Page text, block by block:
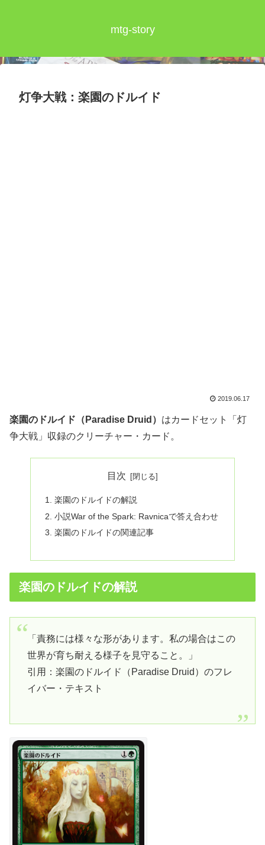
mtg-story
灯争大戦：楽園のドルイド
2019.06.17
楽園のドルイド（Paradise Druid） はカードセット「灯
争大戦」収録のクリーチャー・カード。
目次
楽園のドルイドの解説
小説War of the Spark: Ravnicaで答え合わせ
楽園のドルイドの関連記事
楽園のドルイドの解説
「責務には様々な形があります。私の場合はこの
世界が育ち耐える様子を見守ること。」
引用：楽園のドルイド（Paradise Druid）のフレ
イバー・テキスト